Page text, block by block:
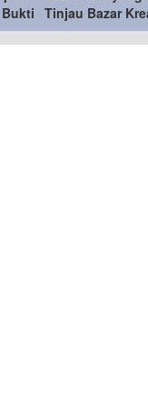
Tinjau Bazar
Bhayangkari
2026